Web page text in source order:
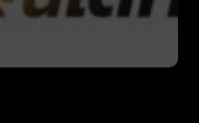
ว่าการตายของเดวิดนั้น
บคัมภีร์เด๊ดซี คำทำนาย